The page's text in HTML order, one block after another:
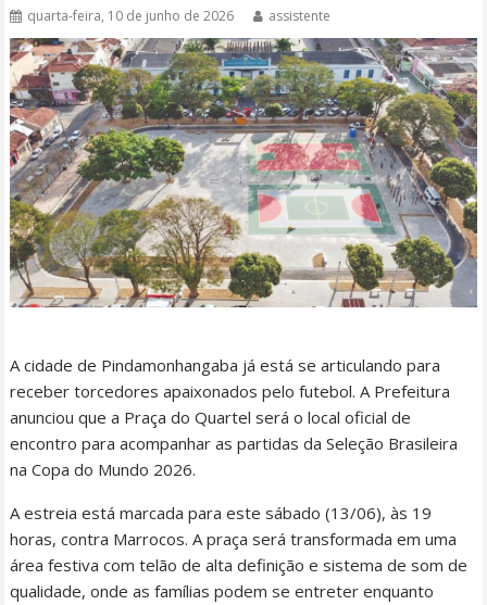
quarta-feira, 10 de junho de 2026 assistente
A cidade de Pindamonhangaba já está se articulando para
receber torcedores apaixonados pelo futebol. A Prefeitura
anunciou que a Praça do Quartel será o local oficial de
encontro para acompanhar as partidas da Seleção Brasileira
na Copa do Mundo 2026.
A estreia está marcada para este sábado (13/06), às 19
horas, contra Marrocos. A praça será transformada em uma
área festiva com telão de alta definição e sistema de som de
qualidade, onde as famílias podem se entreter enquanto